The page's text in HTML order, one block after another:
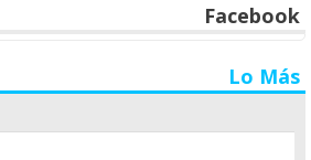
Facebook
Lo Más